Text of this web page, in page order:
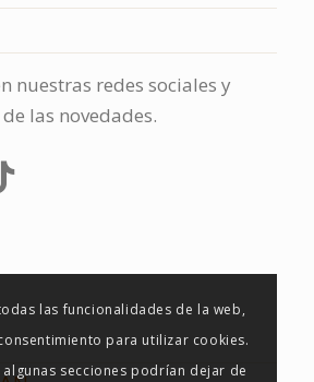
nuestras redes sociales y
las novedades.
las funcionalidades de la web,
para utilizar cookies.
secciones podrían dejar de